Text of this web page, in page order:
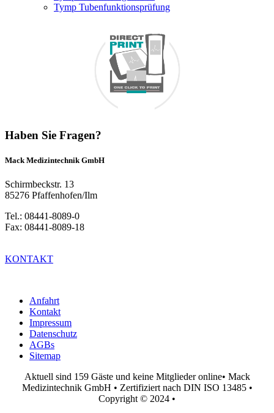
Tymp Tubenfunktionsprüfung
Haben Sie Fragen?
Mack Medizintechnik GmbH
Schirmbeckstr. 13
85276 Pfaffenhofen/Ilm
Tel.: 08441-8089-0
Fax: 08441-8089-18
KONTAKT
Anfahrt
Kontakt
Impressum
Datenschutz
AGBs
Sitemap
Aktuell sind 159 Gäste und keine Mitglieder online• Mack
Medizintechnik GmbH • Zertifiziert nach DIN ISO 13485 •
Copyright © 2024 •